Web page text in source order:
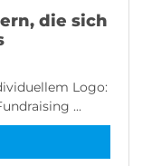
die sich
Logo:
...